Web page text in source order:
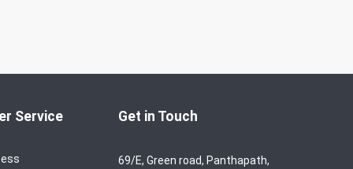
Service Get in Touch
69/E, Green road, Panthapath,